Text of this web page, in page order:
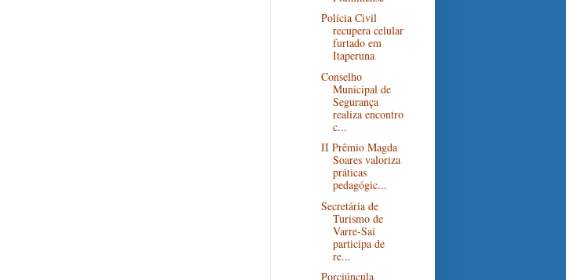
Polícia Civil
recupera celular
furtado em
Itaperuna
Conselho
Municipal de
Segurança
realiza encontro
c...
II Prêmio Magda
Soares valoriza
práticas
pedagógic...
Secretária de
Turismo de
Varre-Sai
participa de
re...
Porciúncula